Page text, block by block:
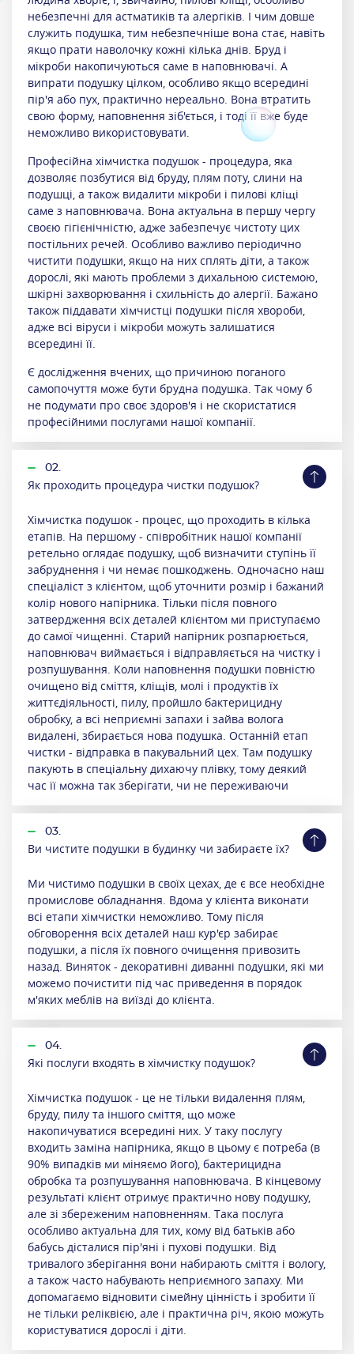
небезпечні для астматиків та алергіків. І чим довше
служить подушка, тим небезпечніше вона стає, навіть
якщо прати наволочку кожні кілька днів. Бруд і
мікроби накопичуються саме в наповнювачі. А
випрати подушку цілком, особливо якщо всередині
пір'я або пух, практично нереально. Вона втратить
свою форму, наповнення зіб'ється, і тоді її вже буде
неможливо використовувати.
Професійна хімчистка подушок - процедура, яка
дозволяє позбутися від бруду, плям поту, слини на
подушці, а також видалити мікроби і пилові кліщі
саме з наповнювача. Вона актуальна в першу чергу
своєю гігієнічністю, адже забезпечує чистоту цих
постільних речей. Особливо важливо періодично
чистити подушки, якщо на них сплять діти, а також
дорослі, які мають проблеми з дихальною системою,
шкірні захворювання і схильність до алергії. Бажано
також піддавати хімчистці подушки після хвороби,
адже всі віруси і мікроби можуть залишатися
всередині її.
Є дослідження вчених, що причиною поганого
самопочуття може бути брудна подушка. Так чому б
не подумати про своє здоров'я і не скористатися
професійними послугами нашої компанії.
02.
Як проходить процедура чистки подушок?
Хімчистка подушок - процес, що проходить в кілька
етапів. На першому - співробітник нашої компанії
ретельно оглядає подушку, щоб визначити ступінь її
забруднення і чи немає пошкоджень. Одночасно наш
спеціаліст з клієнтом, щоб уточнити розмір і бажаний
колір нового напірника. Тільки після повного
затвердження всіх деталей клієнтом ми приступаємо
до самої чищенні. Старий напірник розпарюється,
наповнювач виймається і відправляється на чистку і
розпушування. Коли наповнення подушки повністю
очищено від сміття, кліщів, молі і продуктів їх
життєдіяльності, пилу, пройшло бактерицидну
обробку, а всі неприємні запахи і зайва волога
видалені, збирається нова подушка. Останній етап
чистки - відправка в пакувальний цех. Там подушку
пакують в спеціальну дихаючу плівку, тому деякий
час її можна так зберігати, чи не переживаючи
03.
Ви чистите подушки в будинку чи забираєте їх?
Ми чистимо подушки в своїх цехах, де є все необхідне
промислове обладнання. Вдома у клієнта виконати
всі етапи хімчистки неможливо. Тому після
обговорення всіх деталей наш кур'єр забирає
подушки, а після їх повного очищення привозить
назад. Виняток - декоративні диванні подушки, які ми
можемо почистити під час приведення в порядок
м'яких меблів на виїзді до клієнта.
04.
Які послуги входять в хімчистку подушок?
Хімчистка подушок - це не тільки видалення плям,
бруду, пилу та іншого сміття, що може
накопичуватися всередині них. У таку послугу
входить заміна напірника, якщо в цьому є потреба (в
90% випадків ми міняємо його), бактерицидна
обробка та розпушування наповнювача. В кінцевому
результаті клієнт отримує практично нову подушку,
але зі збереженим наповненням. Така послуга
особливо актуальна для тих, кому від батьків або
бабусь дісталися пір'яні і пухові подушки. Від
тривалого зберігання вони набирають сміття і вологу,
а також часто набувають неприємного запаху. Ми
допомагаємо відновити сімейну цінність і зробити її
не тільки реліквією, але і практична річ, якою можуть
користуватися дорослі і діти.